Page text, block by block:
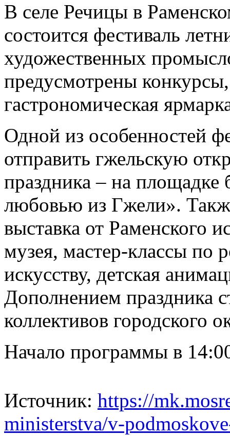
В селе Речицы в
состоится фестиваль
художественных
предусмотрены
гастрономическая
Одной из особенностей
отправить гжельскую
праздника – на площадке
любовью из Гжели».
выставка от Раменского
музея, мастер-классы по
искусству, детская
Дополнением праздника
коллективов городского
Начало программы в
Источник: https://
ministerstva/v-